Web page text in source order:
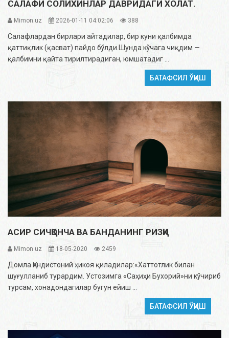
САЛАФИ СОЛИХИНЛАР ДАВРИДАГИ ХОЛАТ.
Mimon.uz 2026-01-11 04:02:06 388
Салафлардан бирлари айтадилар, бир куни қалбимда
қаттиқлик (қасват) пайдо бўлди.Шунда кўчага чиқдим —
қалбимни қайта тирилтирадиган, юмшатадиг ...
БАТАФСИЛ ЎҚИШ
АСИР СИЧҚОНЧА ВА БАНДАНИНГ РИЗҚИ
Mimon.uz 18-05-2020 2459
Домла Ҳиндистоний ҳикоя қиладилар:«Хаттотлик билан
шуғулланиб турардим. Устозимга «Саҳиҳи Бухорий»ни кўчириб
турсам, хонадондагилар бугун ейиш ...
БАТАФСИЛ ЎҚИШ